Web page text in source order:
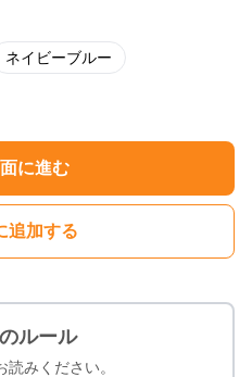
ネイビーブルー
に進む
追加する
ルール
みください。